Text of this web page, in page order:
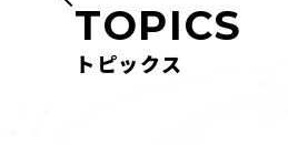
TOPICS
トピックス